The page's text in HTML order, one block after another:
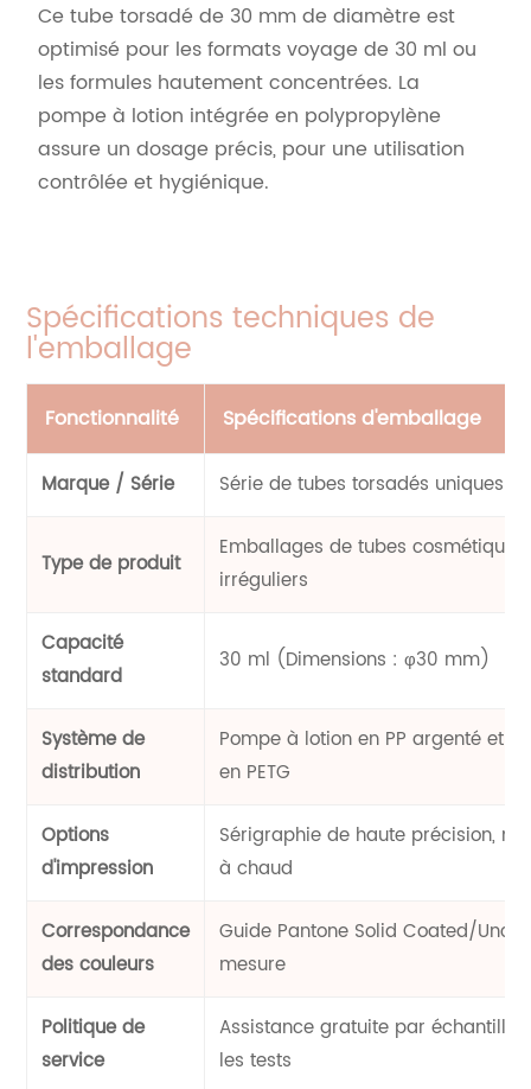
Ce tube torsadé de 30 mm de diamètre est
optimisé pour les formats voyage de 30 ml ou
les formules hautement concentrées. La
pompe à lotion intégrée en polypropylène
assure un dosage précis, pour une utilisation
contrôlée et hygiénique.
Spécifications techniques de
l'emballage
Fonctionnalité Spécifications d'emballage
Marque / Série Série de tubes torsadés uniques
Type de produit
Emballages de tubes cosmétiques
irréguliers
Capacité
standard
30 ml (Dimensions : φ30 mm)
Système de
distribution
Pompe à lotion en PP argenté et
en PETG
Options
d'impression
Sérigraphie de haute précision,
à chaud
Correspondance
des couleurs
Guide Pantone Solid Coated/
mesure
Politique de
service
Assistance gratuite par
les tests